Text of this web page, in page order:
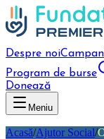
Despre noi
Program de burse
Donează
Meniu
Acasă/Ajutor Social/